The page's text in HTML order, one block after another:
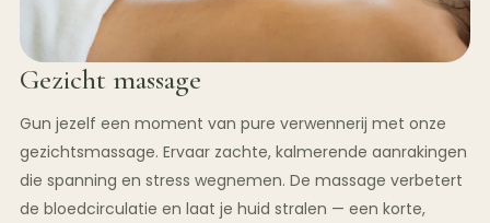
Gezicht massage
Gun jezelf een moment van pure verwennerij met onze
gezichtsmassage. Ervaar zachte, kalmerende aanrakingen
die spanning en stress wegnemen. De massage verbetert
de bloedcirculatie en laat je huid stralen — een korte,